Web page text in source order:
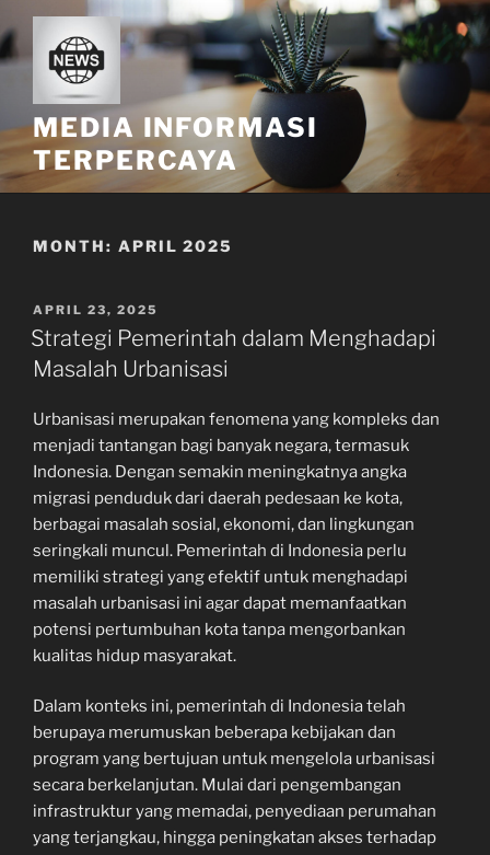
to
content
MEDIA INFORMASI
TERPERCAYA
MONTH: APRIL 2025
POSTED
ON
APRIL 23, 2025
Strategi Pemerintah dalam Menghadapi
Masalah Urbanisasi
Urbanisasi merupakan fenomena yang kompleks dan
menjadi tantangan bagi banyak negara, termasuk
Indonesia. Dengan semakin meningkatnya angka
migrasi penduduk dari daerah pedesaan ke kota,
berbagai masalah sosial, ekonomi, dan lingkungan
seringkali muncul. Pemerintah di Indonesia perlu
memiliki strategi yang efektif untuk menghadapi
masalah urbanisasi ini agar dapat memanfaatkan
potensi pertumbuhan kota tanpa mengorbankan
kualitas hidup masyarakat.
Dalam konteks ini, pemerintah di Indonesia telah
berupaya merumuskan beberapa kebijakan dan
program yang bertujuan untuk mengelola urbanisasi
secara berkelanjutan. Mulai dari pengembangan
infrastruktur yang memadai, penyediaan perumahan
yang terjangkau, hingga peningkatan akses terhadap